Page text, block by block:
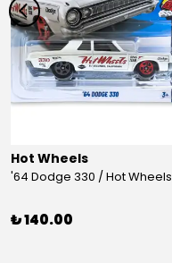
Hot Wheels
'64 Dodge 330 / Hot Wheels
₺ 140.00